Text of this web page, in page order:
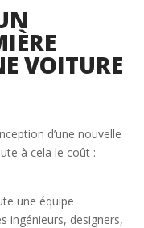
VOITURE
d’une nouvelle
à cela le coût :
une équipe
ingénieurs, designers,